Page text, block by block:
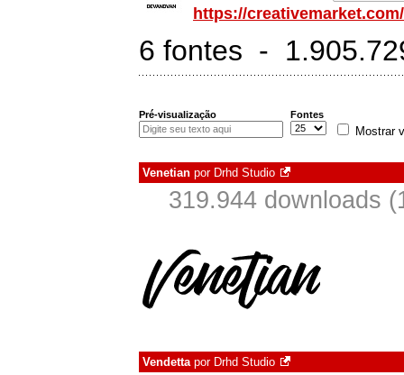
https://
6 fontes -
Pré-visualização Fontes
Mostrar
Venetian por Drhd Studio
319.944 downloads
Vendettapor Drhd Studio